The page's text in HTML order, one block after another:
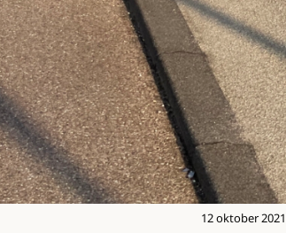
12 oktober 2021